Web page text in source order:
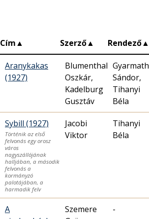
Cím▲ Szerző▲ Rendező▲
Aranykakas
(1927)
Blumenthal
Oszkár,
Kadelburg
Gusztáv
Sándor,
Tihanyi
Béla
Sybill (1927)
Történik az első
felvonás egy orosz
város
nagyszállójának
halljában, a második
felvonás a
kormányzó
palotájában, a
harmadik felv
Jacobi
Viktor
Tihanyi
Béla
A
Szemere
-